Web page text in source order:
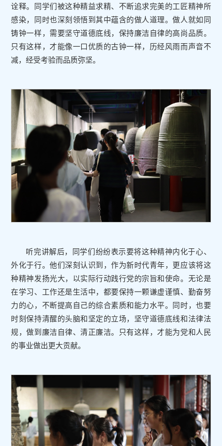
诠释。同学们被这种精益求精、不断追求完美的工匠精神所
感染，同时也深刻领悟到其中蕴含的做人道理。做人就如同
铸钟一样，需要坚守道德底线，保持廉洁自律的高尚品质。
只有这样，才能像一口优质的古钟一样，历经风雨而声音不
减，经受考验而品质弥坚。
听完讲解后，同学们纷纷表示要将这种精神内化于心、
外化于行。他们深刻认识到，作为新时代青年，更应该将这
种精神发扬光大，以实际行动践行党的宗旨和使命。无论是
在学习、工作还是生活中，都要保持一颗谦虚谨慎、勤奋努
力的心，不断提高自己的综合素质和能力水平。同时，也要
时刻保持清醒的头脑和坚定的立场，坚守道德底线和法律法
规，做到廉洁自律、清正廉洁。只有这样，才能为党和人民
的事业做出更大贡献。